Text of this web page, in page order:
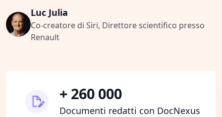
Luc Julia
Co-creatore di Siri, Direttore scientifico presso
Renault
+ 260 000
Documenti redatti con DocNexus